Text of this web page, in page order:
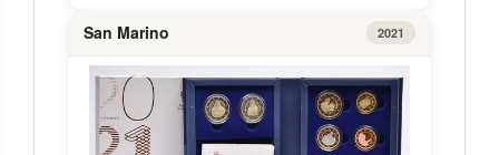
San Marino 2021